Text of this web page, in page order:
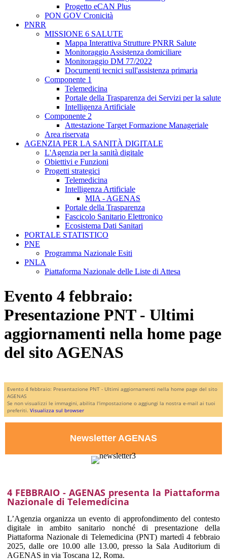
Progetto eCAN Plus
PON GOV Cronicità
PNRR
MISSIONE 6 SALUTE
Mappa Interattiva Strutture PNRR Salute
Monitoraggio Assistenza domiciliare
Monitoraggio DM 77/2022
Documenti tecnici sull'assistenza primaria
Componente 1
Telemedicina
Portale della Trasparenza dei Servizi per la salute
Intelligenza Artificiale
Componente 2
Attestazione Target Formazione Manageriale
Area riservata
AGENZIA PER LA SANITÀ DIGITALE
L'Agenzia per la sanità digitale
Obiettivi e Funzioni
Progetti strategici
Telemedicina
Intelligenza Artificiale
MIA - AGENAS
Portale della Trasparenza
Fascicolo Sanitario Elettronico
Ecosistema Dati Sanitari
PORTALE STATISTICO
PNE
Programma Nazionale Esiti
PNLA
Piattaforma Nazionale delle Liste di Attesa
Evento 4 febbraio:
Presentazione PNT - Ultimi
aggiornamenti nella home page
del sito AGENAS
Evento 4 febbraio: Presentazione PNT - Ultimi aggiornamenti nella home page del sito
AGENAS
Se non visualizzi le immagini, abilita l'impostazione o aggiungi la nostra e-mail ai tuoi
preferiti. Visualizza sul browser
Newsletter AGENAS
4 FEBBRAIO - AGENAS presenta la Piattaforma
Nazionale di Telemedicina
L’Agenzia organizza un evento di approfondimento del contesto
digitale in ambito sanitario nonché di presentazione della
Piattaforma Nazionale di Telemedicina (PNT) martedì 4 febbraio
2025, dalle ore 10.00 alle 13.00, presso la Sala Auditorium di
AGENAS in via Toscana 12, Roma.